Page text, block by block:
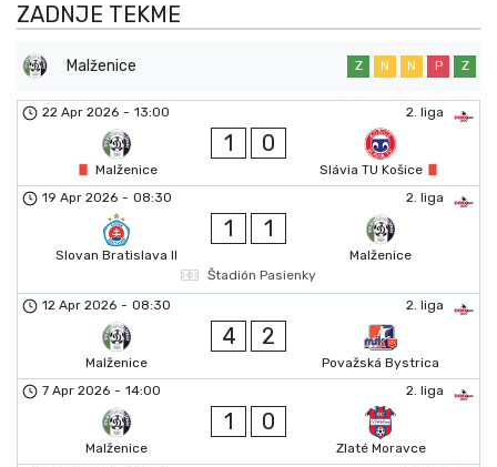
ZADNJE TEKME
Malženice Z N N P Z
2. liga
22 Apr 2026 - 13:00
Malženice
1 0
Slávia TU Košice
2. liga
19 Apr 2026 - 08:30
Slovan Bratislava II
1 1
Malženice
Štadión Pasienky
2. liga
12 Apr 2026 - 08:30
Malženice
4 2
Považská Bystrica
2. liga
7 Apr 2026 - 14:00
Malženice
1 0
Zlaté Moravce